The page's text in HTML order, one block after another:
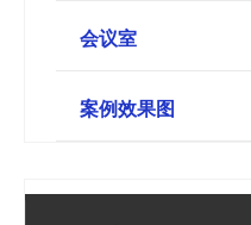
会议室
案例效果图